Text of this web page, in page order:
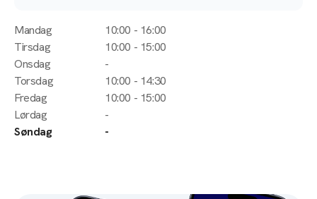
Mandag
10:00 - 16:00
Tirsdag
10:00 - 15:00
Onsdag
-
Torsdag
10:00 - 14:30
Fredag
10:00 - 15:00
Lørdag
-
Søndag
-